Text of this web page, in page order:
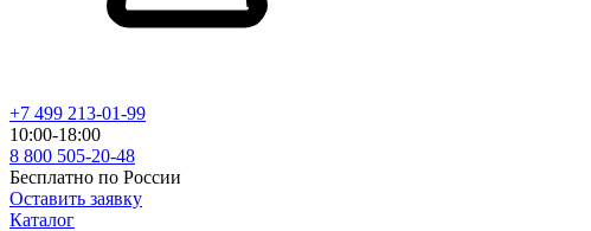
+7 499 213-01-99
10:00-18:00
8 800 505-20-48
Бесплатно по России
Оставить заявку
Каталог